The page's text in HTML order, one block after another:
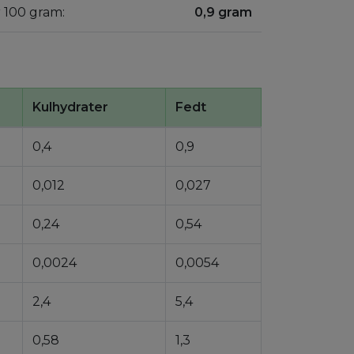
gram: 0,9 gram
Kulhydrater Fedt
0,4 0,9
0,012 0,027
0,24 0,54
0,0024 0,0054
2,4 5,4
0,58 1,3